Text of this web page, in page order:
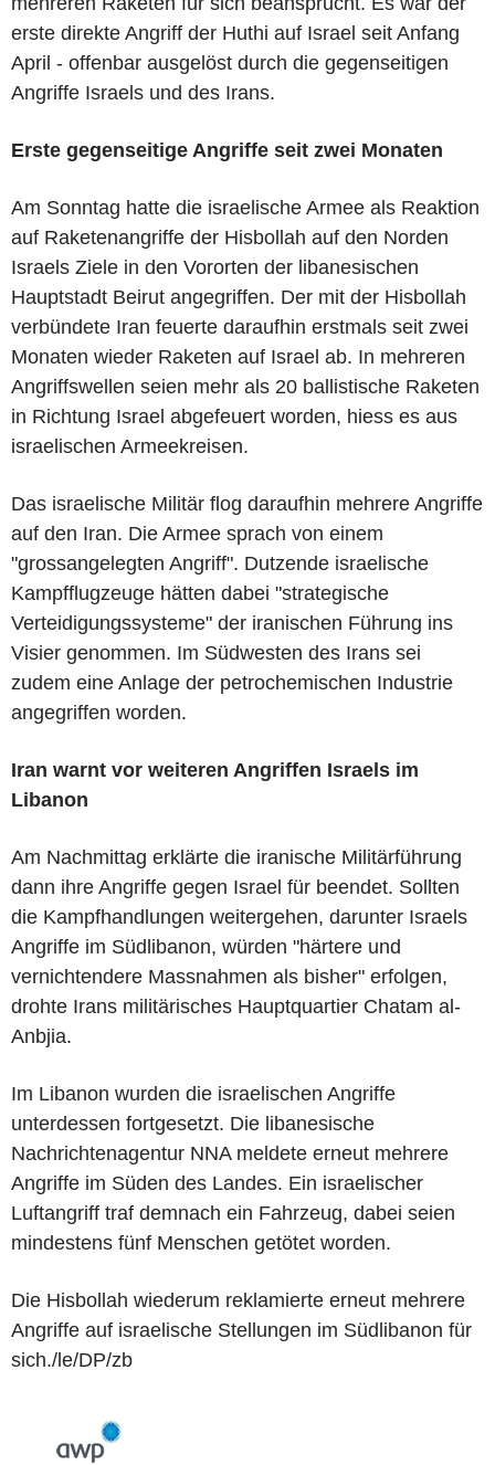
erste direkte Angriff der Huthi auf Israel seit Anfang
April - offenbar ausgelöst durch die gegenseitigen
Angriffe Israels und des Irans.
Erste gegenseitige Angriffe seit zwei Monaten
Am Sonntag hatte die israelische Armee als Reaktion
auf Raketenangriffe der Hisbollah auf den Norden
Israels Ziele in den Vororten der libanesischen
Hauptstadt Beirut angegriffen. Der mit der Hisbollah
verbündete Iran feuerte daraufhin erstmals seit zwei
Monaten wieder Raketen auf Israel ab. In mehreren
Angriffswellen seien mehr als 20 ballistische Raketen
in Richtung Israel abgefeuert worden, hiess es aus
israelischen Armeekreisen.
Das israelische Militär flog daraufhin mehrere Angriffe
auf den Iran. Die Armee sprach von einem
"grossangelegten Angriff". Dutzende israelische
Kampfflugzeuge hätten dabei "strategische
Verteidigungssysteme" der iranischen Führung ins
Visier genommen. Im Südwesten des Irans sei
zudem eine Anlage der petrochemischen Industrie
angegriffen worden.
Iran warnt vor weiteren Angriffen Israels im
Libanon
Am Nachmittag erklärte die iranische Militärführung
dann ihre Angriffe gegen Israel für beendet. Sollten
die Kampfhandlungen weitergehen, darunter Israels
Angriffe im Südlibanon, würden "härtere und
vernichtendere Massnahmen als bisher" erfolgen,
drohte Irans militärisches Hauptquartier Chatam al-
Anbjia.
Im Libanon wurden die israelischen Angriffe
unterdessen fortgesetzt. Die libanesische
Nachrichtenagentur NNA meldete erneut mehrere
Angriffe im Süden des Landes. Ein israelischer
Luftangriff traf demnach ein Fahrzeug, dabei seien
mindestens fünf Menschen getötet worden.
Die Hisbollah wiederum reklamierte erneut mehrere
Angriffe auf israelische Stellungen im Südlibanon für
sich./le/DP/zb